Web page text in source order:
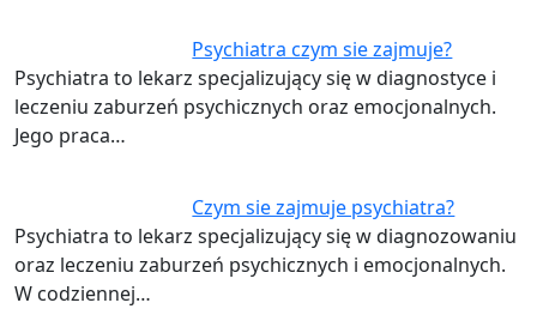
Psychiatra czym sie zajmuje?
Psychiatra to lekarz specjalizujący się w diagnostyce i
leczeniu zaburzeń psychicznych oraz emocjonalnych.
Jego praca…
Czym sie zajmuje psychiatra?
Psychiatra to lekarz specjalizujący się w diagnozowaniu
oraz leczeniu zaburzeń psychicznych i emocjonalnych.
W codziennej…